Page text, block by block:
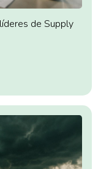
de Supply